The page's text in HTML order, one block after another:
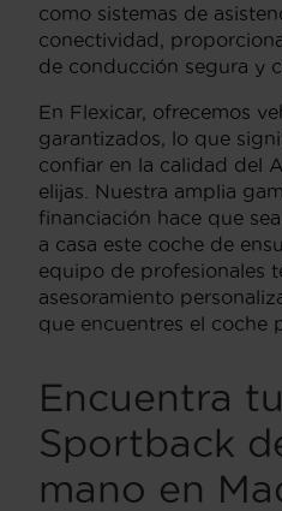
como sistemas de
conectividad,
de conducción segura y
En Flexicar, ofrecemos
garantizados, lo que
confiar en la calidad del
elijas. Nuestra amplia
financiación hace que
a casa este coche de
equipo de profesionales
asesoramiento
que encuentres el coche
Encuentra
Sportback
mano en